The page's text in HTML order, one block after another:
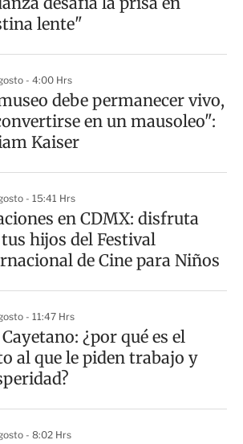
lente"
- 4:00 Hrs
debe permanecer vivo,
en un mausoleo":
Kaiser
- 15:41 Hrs
en CDMX: disfruta
hijos del Festival
de Cine para Niños
- 11:47 Hrs
¿por qué es el
al que le piden trabajo y
- 8:02 Hrs